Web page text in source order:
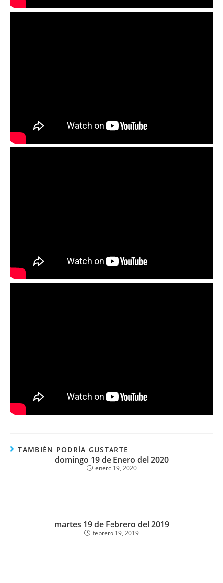
TAMBIÉN PODRÍA GUSTARTE
domingo 19 de Enero del 2020
enero 19, 2020
martes 19 de Febrero del 2019
febrero 19, 2019